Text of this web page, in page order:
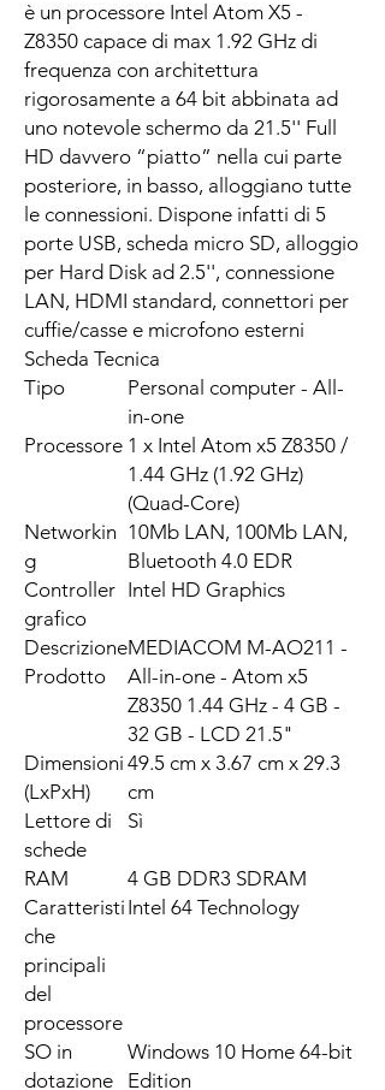
è un processore Intel Atom X5 -
Z8350 capace di max 1.92 GHz di
frequenza con architettura
rigorosamente a 64 bit abbinata ad
uno notevole schermo da 21.5'' Full
HD davvero “piatto” nella cui parte
posteriore, in basso, alloggiano tutte
le connessioni. Dispone infatti di 5
porte USB, scheda micro SD, alloggio
per Hard Disk ad 2.5'', connessione
LAN, HDMI standard, connettori per
cuffie/casse e microfono esterni
Scheda Tecnica
Tipo
Personal computer - All-
in-one
Processore 1 x Intel Atom x5 Z8350 /
1.44 GHz (1.92 GHz)
(Quad-Core)
Networkin
g
10Mb LAN, 100Mb LAN,
Bluetooth 4.0 EDR
Controller
grafico
Intel HD Graphics
Descrizione
Prodotto
MEDIACOM M-AO211 -
All-in-one - Atom x5
Z8350 1.44 GHz - 4 GB -
32 GB - LCD 21.5"
Dimensioni
(LxPxH)
49.5 cm x 3.67 cm x 29.3
cm
Lettore di
schede
Sì
RAM
4 GB DDR3 SDRAM
Caratteristi
che
principali
del
processore
Intel 64 Technology
SO in
dotazione
Windows 10 Home 64-bit
Edition